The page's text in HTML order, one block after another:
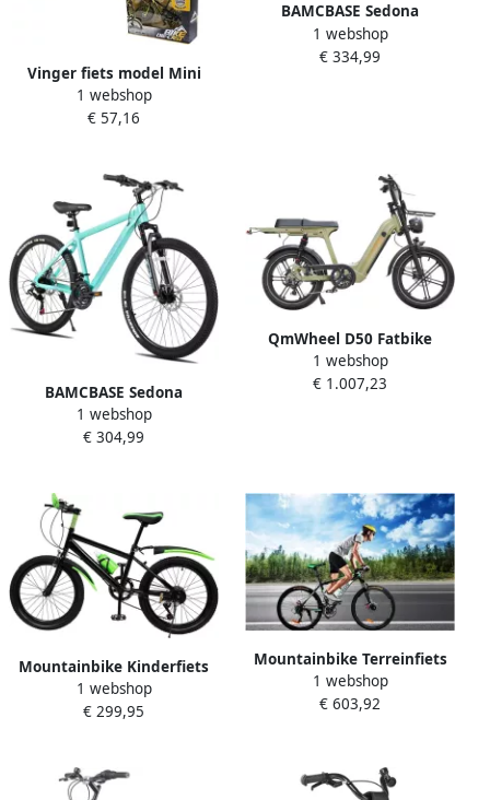
Vinger fiets model Mini
mountainbike Decoratie en
spel Gedetailleerd ontwerp
1 webshop
€ 57,16
BAMCBASE Sedona
voorvering mountainbike
27.5 aluminium frame 21
1 webshop
€ 334,99
BAMCBASE Sedona
voorvering mountainbike
26 aluminium frame 21
1 webshop
€ 304,99
QmWheel D50 Fatbike
Groen
1 webshop
€ 1.007,23
Mountainbike Kinderfiets
Stoere Fiets Buiten Plezier
Verstelbare Zithoogte 20
1 webshop
€ 299,95
Mountainbike Terreinfiets
Buiten Fietsen 18
Versnellingen 26 Inch
1 webshop
€ 603,92